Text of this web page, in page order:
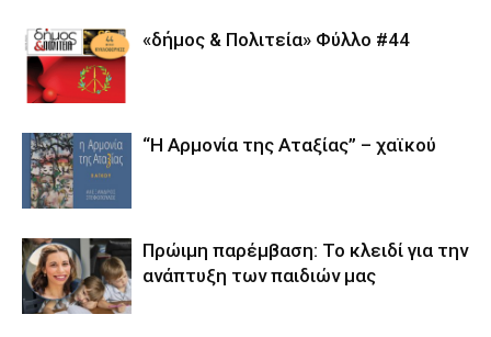
«δήμος & Πολιτεία» Φύλλο #44
“Η Αρμονία της Αταξίας” – χαϊκού
Πρώιμη παρέμβαση: Το κλειδί για την
ανάπτυξη των παιδιών µας